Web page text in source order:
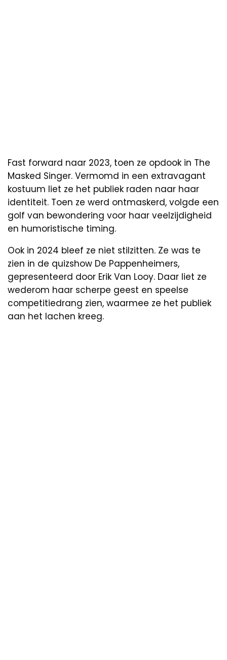
Fast forward naar 2023, toen ze opdook in The
Masked Singer. Vermomd in een extravagant
kostuum liet ze het publiek raden naar haar
identiteit. Toen ze werd ontmaskerd, volgde een
golf van bewondering voor haar veelzijdigheid
en humoristische timing.
Ook in 2024 bleef ze niet stilzitten. Ze was te
zien in de quizshow De Pappenheimers,
gepresenteerd door Erik Van Looy. Daar liet ze
wederom haar scherpe geest en speelse
competitiedrang zien, waarmee ze het publiek
aan het lachen kreeg.